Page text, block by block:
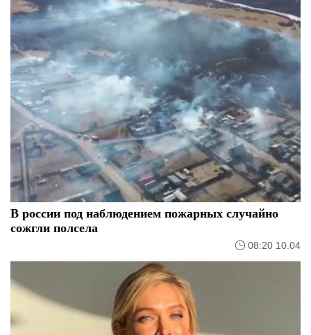
В россии под наблюдением пожарных случайно
сожгли полсела
08:20 10.04